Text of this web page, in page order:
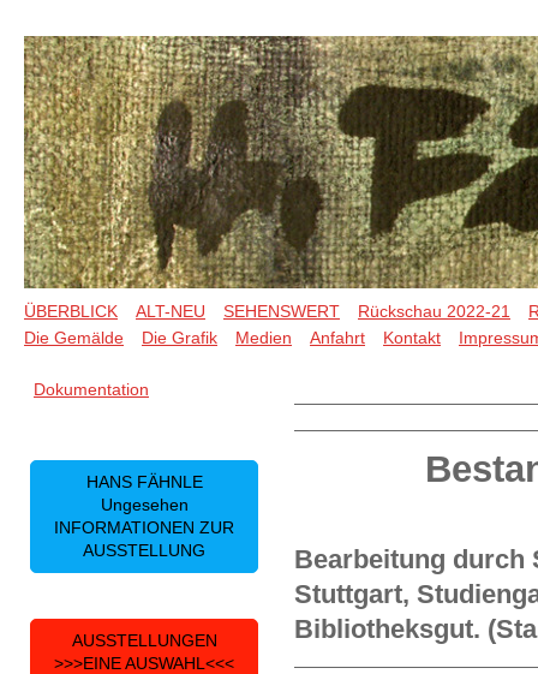
ÜBERBLICK ALT-NEU SEHENSWERT Rückschau 2022-21
Die Gemälde
Die Grafik Medien Anfahrt Kontakt
Bearbeitung durch
Stuttgart,
Bibliotheksgut.
Dokumentation
HANS FÄHNLE
Ungesehen
INFORMATIONEN ZUR
AUSSTELLUNG
AUSSTELLUNGEN
>>>EINE AUSWAHL<<<